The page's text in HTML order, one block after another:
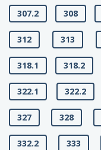
307.2 308
312 313
318.1 318.2
322.1 322.2
327 328
332.2 333